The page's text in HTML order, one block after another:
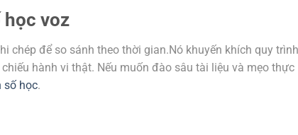
học voz
chép để so sánh theo thời gian.Nó khuyến khích quy
hành vi thật. Nếu muốn đào sâu tài liệu và mẹo thực
số học.